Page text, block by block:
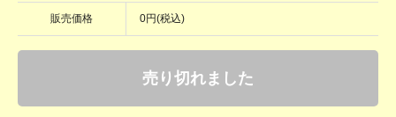
販売価格 0円(税込)
売り切れました